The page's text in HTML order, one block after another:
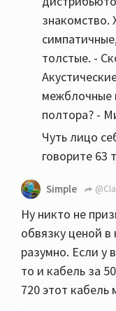
знакомство.
толстые. -
межблочные
полтора? -
Чуть лицо
говорите 63
Simple
Ну никто не
обвязку ценой
разумно. Если у
то и кабель за
720 этот кабель